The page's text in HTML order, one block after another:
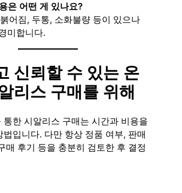
은 어떤 게 있나요?
어짐, 두통, 소화불량 등이 있으나
미합니다.
신뢰할 수 있는 온
리스 구매를 위해
통한 시알리스 구매는 시간과 비용을
법입니다. 다만 항상 정품 여부, 판매
매 후기 등을 충분히 검토한 후 결정